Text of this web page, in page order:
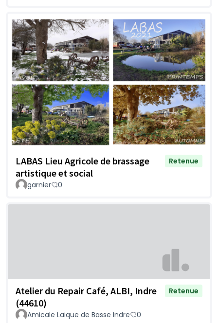
LABAS Lieu Agricole de brassage
artistique et social
Retenue
garnier 0
Atelier du Repair Café, ALBI, Indre
(44610)
Retenue
Amicale Laique de Basse Indre 0